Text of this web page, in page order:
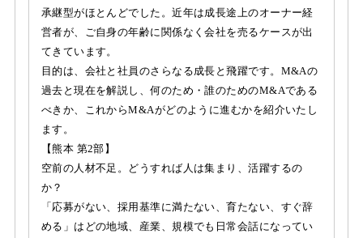
承継型がほとんどでした。近年は成長途上のオーナー経
営者が、ご自身の年齢に関係なく会社を売るケースが出
てきています。
目的は、会社と社員のさらなる成長と飛躍です。M&Aの
過去と現在を解説し、何のため・誰のためのM&Aである
べきか、これからM&Aがどのように進むかを紹介いたし
ます。
【熊本 第2部】
空前の人材不足。どうすれば人は集まり、活躍するの
か？
「応募がない、採用基準に満たない、育たない、すぐ辞
める」はどの地域、産業、規模でも日常会話になってい